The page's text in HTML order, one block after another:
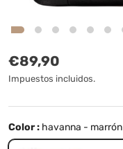
Precio normal
€89,90
Impuestos incluidos.
Color : havanna - marrón